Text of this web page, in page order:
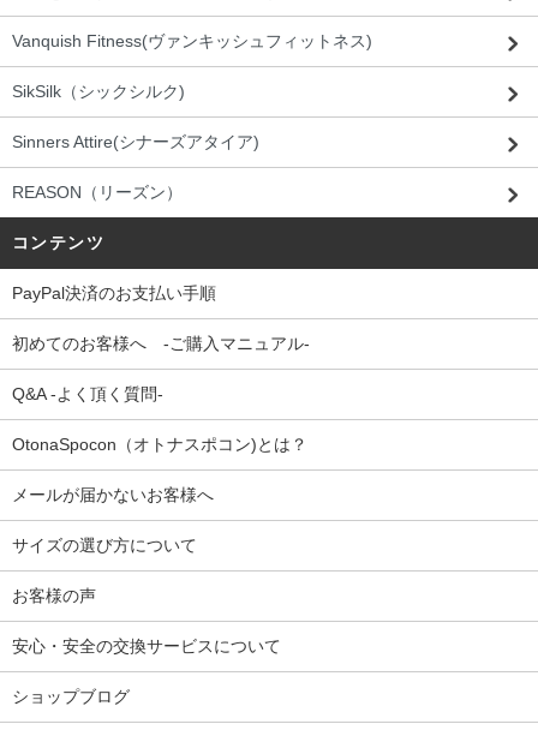
Vanquish Fitness(ヴァンキッシュフィットネス)
SikSilk（シックシルク)
Sinners Attire(シナーズアタイア)
REASON（リーズン）
コンテンツ
PayPal決済のお支払い手順
初めてのお客様へ -ご購入マニュアル-
Q&A -よく頂く質問-
OtonaSpocon（オトナスポコン)とは？
メールが届かないお客様へ
サイズの選び方について
お客様の声
安心・安全の交換サービスについて
ショップブログ